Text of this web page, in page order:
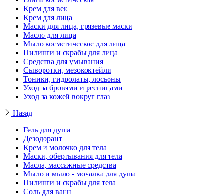
Крем для век
Крем для лица
Маски для лица, грязевые маски
Масло для лица
Мыло косметическое для лица
Пилинги и скрабы для лица
Средства для умывания
Сыворотки, мезококтейли
Тоники, гидролаты, лосьоны
Уход за бровями и ресницами
Уход за кожей вокруг глаз
Назад
Гель для душа
Дезодорант
Крем и молочко для тела
Маски, обертывания для тела
Масла, массажные средства
Мыло и мыло - мочалка для душа
Пилинги и скрабы для тела
Соль для ванн